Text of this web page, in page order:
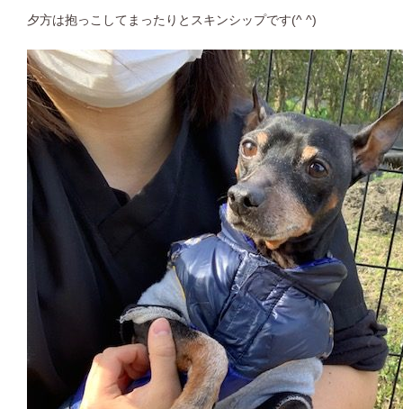
夕方は抱っこしてまったりとスキンシップです(^ ^)